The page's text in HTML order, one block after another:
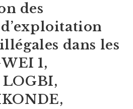
des
dans les
1,